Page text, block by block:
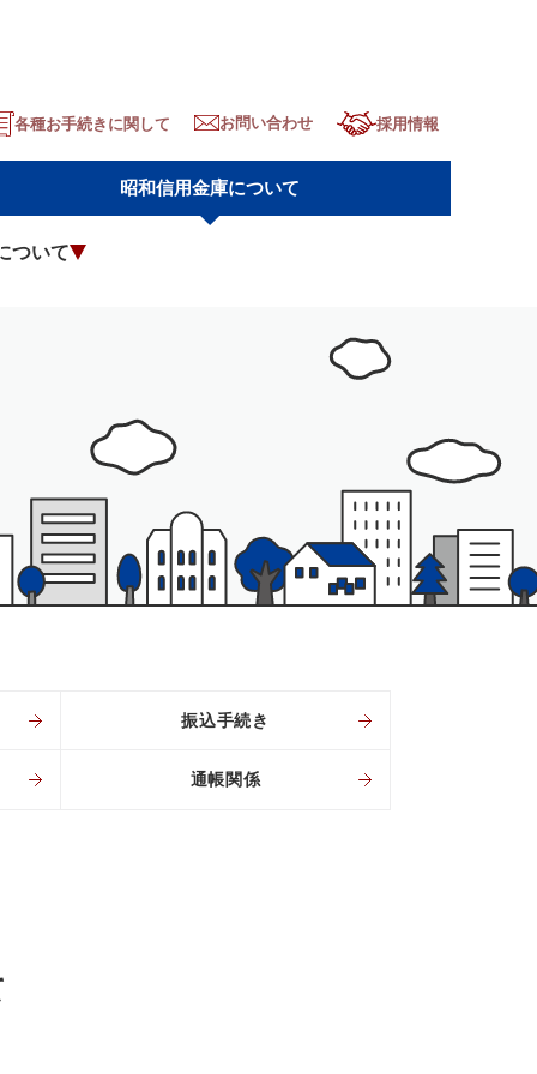
各種お手続きに関して お問い合わせ 採用情報
昭和信用金庫について
ついて
振込手続き
通帳関係